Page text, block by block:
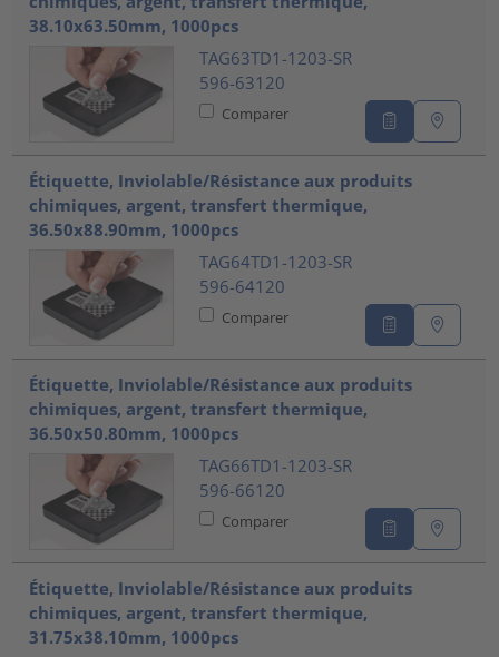
38.10x63.50mm, 1000pcs
TAG63TD1-1203-SR
596-63120
Comparer
Étiquette, Inviolable/Résistance aux produits
chimiques, argent, transfert thermique,
36.50x88.90mm, 1000pcs
TAG64TD1-1203-SR
596-64120
Comparer
Étiquette, Inviolable/Résistance aux produits
chimiques, argent, transfert thermique,
36.50x50.80mm, 1000pcs
TAG66TD1-1203-SR
596-66120
Comparer
Étiquette, Inviolable/Résistance aux produits
chimiques, argent, transfert thermique,
31.75x38.10mm, 1000pcs